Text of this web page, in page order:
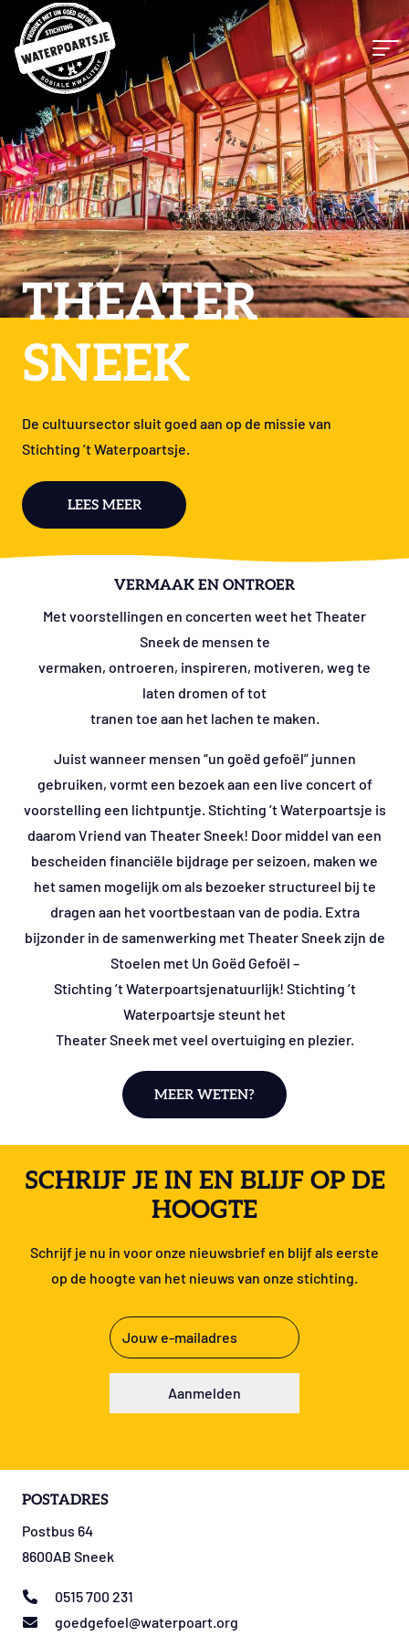
THEATER
SNEEK
De cultuursector sluit goed aan op de missie van
Stichting ’t Waterpoartsje.
LEES MEER
VERMAAK EN ONTROER
Met voorstellingen en concerten weet het Theater
Sneek de mensen te
vermaken, ontroeren, inspireren, motiveren, weg te
laten dromen of tot
tranen toe aan het lachen te maken.
Juist wanneer mensen “un goëd gefoël” junnen
gebruiken, vormt een bezoek aan een live concert of
voorstelling een lichtpuntje. Stichting ’t Waterpoartsje is
daarom Vriend van Theater Sneek! Door middel van een
bescheiden financiële bijdrage per seizoen, maken we
het samen mogelijk om als bezoeker structureel bij te
dragen aan het voortbestaan van de podia. Extra
bijzonder in de samenwerking met Theater Sneek zijn de
Stoelen met Un Goëd Gefoël –
Stichting ’t Waterpoartsjenatuurlijk! Stichting ’t
Waterpoartsje steunt het
Theater Sneek met veel overtuiging en plezier.
MEER WETEN?
SCHRIJF JE IN EN BLIJF OP DE
HOOGTE
Schrijf je nu in voor onze nieuwsbrief en blijf als eerste
op de hoogte van het nieuws van onze stichting.
E-
mailadres
(Vereist)
Aanmelden
POSTADRES
Postbus 64
8600AB Sneek
0515 700 231
goedgefoel@waterpoart.org